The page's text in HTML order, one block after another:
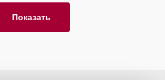
Показать